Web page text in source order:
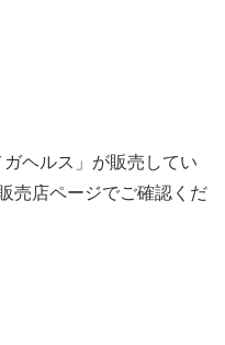
ヘルス」が販売してい
売店ページでご確認くだ